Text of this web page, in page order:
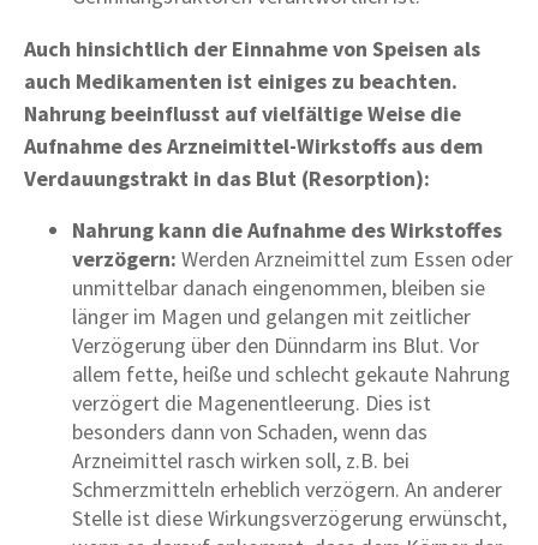
Auch hinsichtlich der Einnahme von Speisen als
auch Medikamenten ist einiges zu beachten.
Nahrung beeinflusst auf vielfältige Weise die
Aufnahme des Arzneimittel-Wirkstoffs aus dem
Verdauungstrakt in das Blut (Resorption):
Nahrung kann die Aufnahme des Wirkstoffes
verzögern: Werden Arzneimittel zum Essen oder
unmittelbar danach eingenommen, bleiben sie
länger im Magen und gelangen mit zeitlicher
Verzögerung über den Dünndarm ins Blut. Vor
allem fette, heiße und schlecht gekaute Nahrung
verzögert die Magenentleerung. Dies ist
besonders dann von Schaden, wenn das
Arzneimittel rasch wirken soll, z.B. bei
Schmerzmitteln erheblich verzögern. An anderer
Stelle ist diese Wirkungsverzögerung erwünscht,